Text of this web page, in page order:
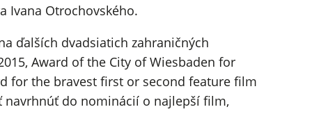
Ivana Otrochovského.
ďalších dvadsiatich zahraničných
Award of the City of Wiesbaden for
for the bravest first or second feature film
navrhnúť do nominácií o najlepší film,